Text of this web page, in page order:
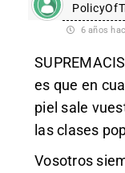
6 años
es que en
piel sale
las clases
Vosotros